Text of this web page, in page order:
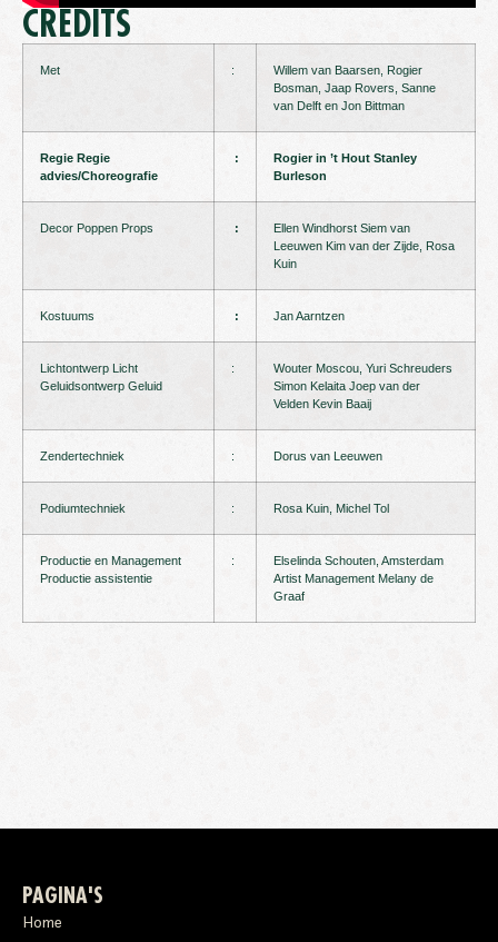
CREDITS
Met :
Willem van Baarsen, Rogier
Bosman, Jaap Rovers, Sanne
van Delft en Jon Bittman
Regie Regie
advies/Choreografie
: Rogier in ’t Hout Stanley
Burleson
Decor Poppen Props :
Ellen Windhorst Siem van
Leeuwen Kim van der Zijde, Rosa
Kuin
Kostuums : Jan Aarntzen
Lichtontwerp Licht
Geluidsontwerp Geluid
:
Wouter Moscou, Yuri Schreuders
Simon Kelaita Joep van der
Velden Kevin Baaij
Zendertechniek : Dorus van Leeuwen
Podiumtechniek : Rosa Kuin, Michel Tol
Productie en Management
Productie assistentie
:
Elselinda Schouten, Amsterdam
Artist Management Melany de
Graaf
PAGINA'S
Home